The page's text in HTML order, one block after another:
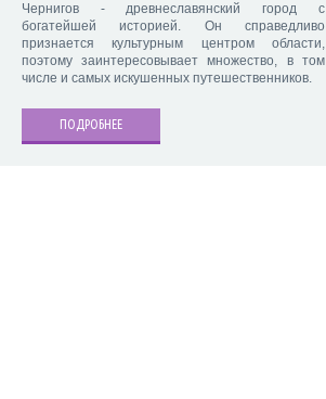
Чернигов - древнеславянский город с
богатейшей историей. Он справедливо
признается культурным центром области,
поэтому заинтересовывает множество, в том
числе и самых искушенных путешественников.
ПОДРОБНЕЕ